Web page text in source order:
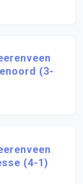
(3-
(4-1)